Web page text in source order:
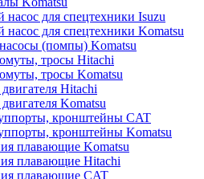
для спецтехники Isuzu
для спецтехники Komatsu
(помпы) Komatsu
тросы Hitachi
тросы Komatsu
Hitachi
Komatsu
кронштейны CAT
кронштейны Komatsu
плавающие Komatsu
плавающие Hitachi
плавающие CAT